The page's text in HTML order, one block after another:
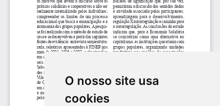
O nosso site usa
cookies